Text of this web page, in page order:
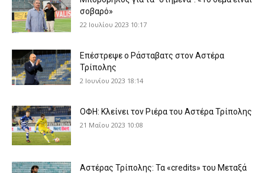
σοβαρό»
22 Ιουλίου 2023 10:17
Eπέστρεψε ο Ράσταβατς στον Αστέρα
Τρίπολης
2 Ιουνίου 2023 18:14
ΟΦΗ: Κλείνει τον Ριέρα του Αστέρα Τρίπολης
21 Μαΐου 2023 10:08
Αστέρας Τρίπολης: Τα «credits» του Μεταξά